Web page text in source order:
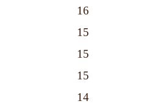
16
15
15
15
14